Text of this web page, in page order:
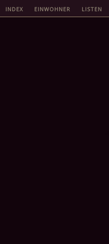
INDEX EINWOHNER LISTEN